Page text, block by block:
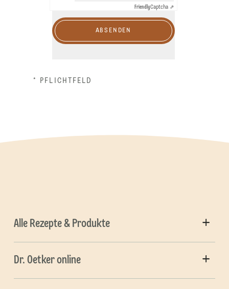
FriendlyCaptcha ⇗
ABSENDEN
* PFLICHTFELD
Alle Rezepte & Produkte
Dr. Oetker online